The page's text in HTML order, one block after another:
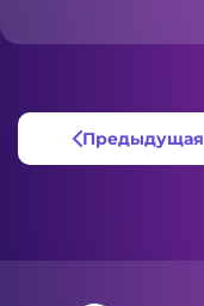
Предыдущая